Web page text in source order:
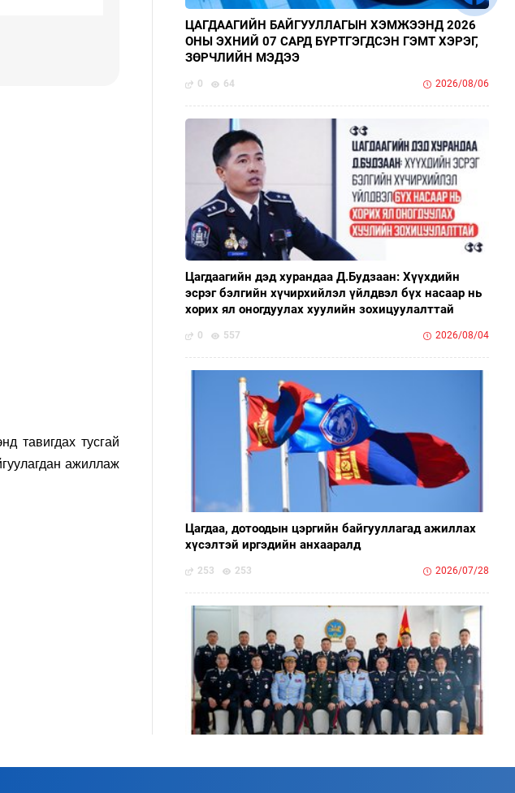
тавигдах тусгай
ажиллаж
ЦАГДААГИЙН БАЙГУУЛЛАГЫН ХЭМЖЭЭНД 2026
ОНЫ ЭХНИЙ 07 САРД БҮРТГЭГДСЭН ГЭМТ ХЭРЭГ,
ЗӨРЧЛИЙН МЭДЭЭ
0 64 2026/08/06
Цагдаагийн дэд хурандаа Д.Будзаан: Хүүхдийн
эсрэг бэлгийн хүчирхийлэл үйлдвэл бүх насаар нь
хорих ял оногдуулах хуулийн зохицуулалттай
0 557 2026/08/04
Цагдаа, дотоодын цэргийн байгууллагад ажиллах
хүсэлтэй иргэдийн анхааралд
253 253 2026/07/28
Цэргийн дээд цол хүртсэн удирдлагуудад